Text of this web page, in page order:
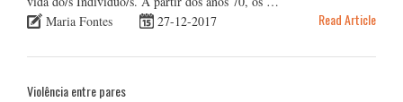
Maria Fontes
27-12-2017 Read Article
Violência entre pares